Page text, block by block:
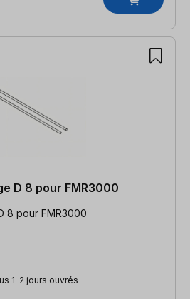
D 8 pour FMR3000
8 pour FMR3000
1-2 jours ouvrés